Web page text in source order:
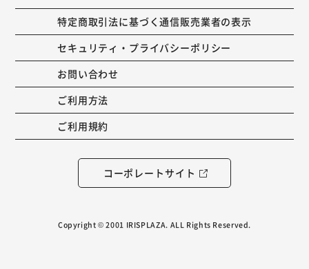
特定商取引法に基づく通信販売業者の表示
セキュリティ・プライバシーポリシー
お問い合わせ
ご利用方法
ご利用規約
コーポレートサイト
Copyright © 2001 IRISPLAZA. ALL Rights Reserved.